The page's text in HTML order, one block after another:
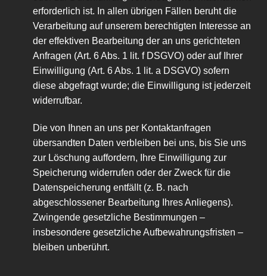
erforderlich ist. In allen übrigen Fällen beruht die
Verarbeitung auf unserem berechtigten Interesse an
der effektiven Bearbeitung der an uns gerichteten
Anfragen (Art. 6 Abs. 1 lit. f DSGVO) oder auf Ihrer
Einwilligung (Art. 6 Abs. 1 lit. a DSGVO) sofern
diese abgefragt wurde; die Einwilligung ist jederzeit
widerrufbar.
Die von Ihnen an uns per Kontaktanfragen
übersandten Daten verbleiben bei uns, bis Sie uns
zur Löschung auffordern, Ihre Einwilligung zur
Speicherung widerrufen oder der Zweck für die
Datenspeicherung entfällt (z. B. nach
abgeschlossener Bearbeitung Ihres Anliegens).
Zwingende gesetzliche Bestimmungen –
insbesondere gesetzliche Aufbewahrungsfristen –
bleiben unberührt.